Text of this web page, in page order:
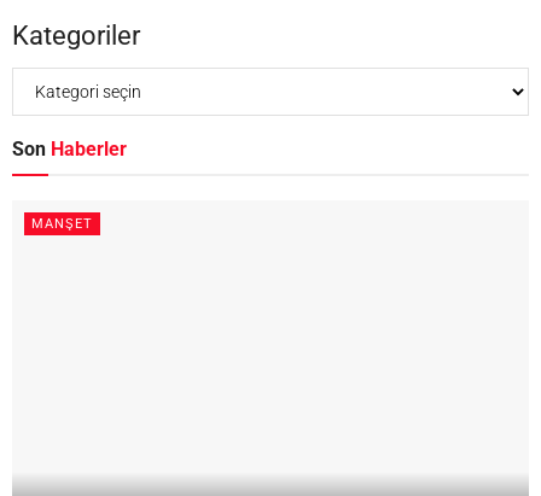
Kategoriler
Son Haberler
MANŞET